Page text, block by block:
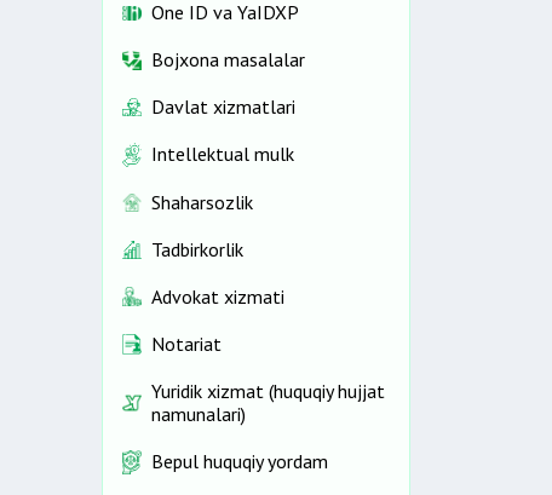
One ID vа YaIDXP
Bojxona masalalar
Davlat xizmatlari
Intellektual mulk
Shaharsozlik
Tadbirkorlik
Advokat xizmati
Notariat
Yuridik xizmat (huquqiy hujjat
namunalari)
Bepul huquqiy yordam